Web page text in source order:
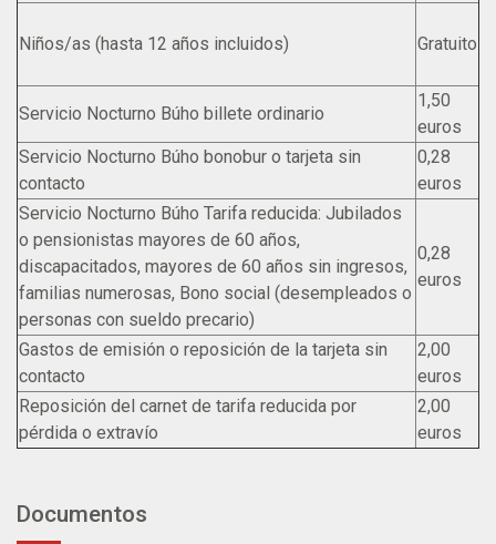
Niños/as (hasta 12 años incluidos) Gratuito
Servicio Nocturno Búho billete ordinario
1,50
euros
Servicio Nocturno Búho bonobur o tarjeta sin
contacto
0,28
euros
Servicio Nocturno Búho Tarifa reducida: Jubilados
o pensionistas mayores de 60 años,
discapacitados, mayores de 60 años sin ingresos,
familias numerosas, Bono social (desempleados o
personas con sueldo precario)
0,28
euros
Gastos de emisión o reposición de la tarjeta sin
contacto
2,00
euros
Reposición del carnet de tarifa reducida por
pérdida o extravío
2,00
euros
Documentos